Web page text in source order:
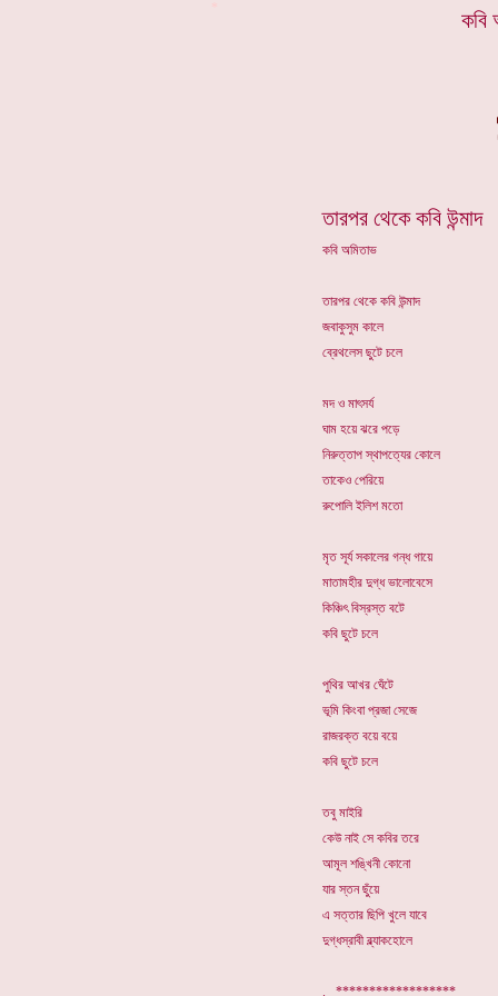
তারপর থেকে কবি উন্মাদ
কবি অমিতাভ
তারপর থেকে কবি উন্মাদ
জবাকুসুম কালে
ব্রেথলেস ছুটে চলে
মদ ও মাৎসর্য
ঘাম হয়ে ঝরে পড়ে
নিরুত্তাপ স্থাপত্যের কোলে
তাকেও পেরিয়ে
রুপোলি ইলিশ মতো
মৃত সূর্য সকালের গন্ধ গায়ে
মাতামহীর দুগ্ধ ভালোবেসে
কিঞ্চিৎ বিস্রস্ত বটে
কবি ছুটে চলে
পুথির আখর ঘেঁটে
ভূমি কিংবা প্রজা সেজে
রাজরক্ত বয়ে বয়ে
কবি ছুটে চলে
তবু মাইরি
কেউ নাই সে কবির তরে
আমূল শঙ্খিনী কোনো
যার স্তন ছুঁয়ে
এ সত্তার ছিপি খুলে যাবে
দুগ্ধস্রাবী ব্ল্যাকহোলে
. ******************
কবি